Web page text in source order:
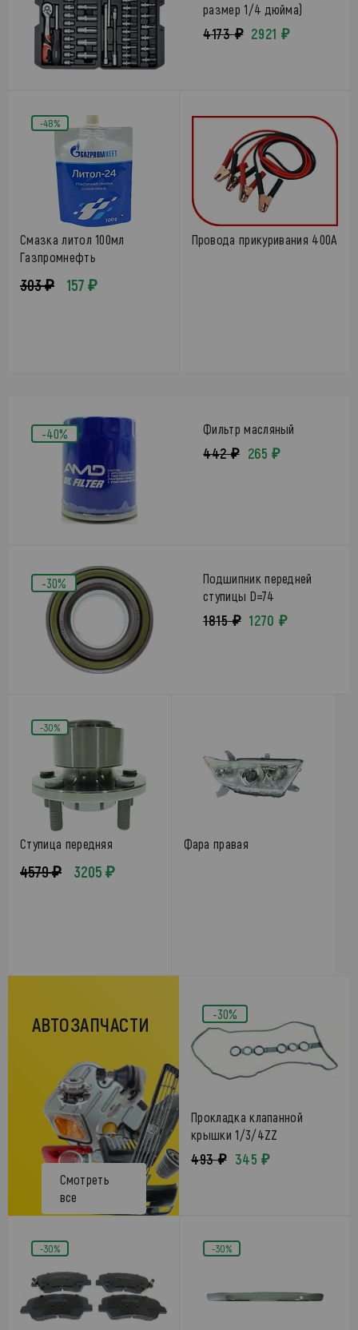
размер 1/4 дюйма)
4173 ₽ 2921 ₽
-48%
Смазка литол 100мл
Газпромнефть
303 ₽ 157 ₽
Провода прикуривания 400A
-40% Фильтр масляный
442 ₽ 265 ₽
-30%
Подшипник передней
ступицы D=74
1815 ₽ 1270 ₽
-30%
Ступица передняя
4579 ₽ 3205 ₽
Фара правая
АВТОЗАПЧАСТИ
Смотреть
все
-30%
Прокладка клапанной
крышки 1/3/4ZZ
493 ₽ 345 ₽
-30% -30%